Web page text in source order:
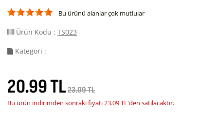
Bu ürünü alanlar çok mutlular
Ürün Kodu : TS023
Kategori :
20.99 TL23.09 TL
Bu ürün indirimden sonraki fiyatı23.09TL'den satılacaktır.